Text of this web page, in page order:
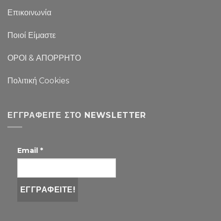
Επικοινωνία
Ποιοί Είμαστε
ΟΡΟΙ & ΑΠΟΡΡΗΤΟ
Πολιτική Cookies
ΕΓΓΡΑΦΕΊΤΕ ΣΤΟ NEWSLETTER
Email *